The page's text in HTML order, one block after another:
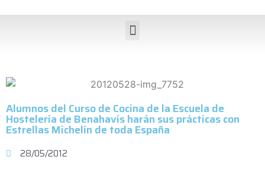
Alumnos del Curso de Cocina de la Escuela de
Hostelería de Benahavís harán sus prácticas con
Estrellas Michelín de toda España
28/05/2012